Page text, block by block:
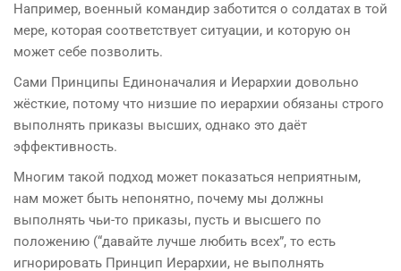
Например, военный командир заботится о солдатах в той
мере, которая соответствует ситуации, и которую он
может себе позволить.
Сами Принципы Единоначалия и Иерархии довольно
жёсткие, потому что низшие по иерархии обязаны строго
выполнять приказы высших, однако это даёт
эффективность.
Многим такой подход может показаться неприятным,
нам может быть непонятно, почему мы должны
выполнять чьи-то приказы, пусть и высшего по
положению (“давайте лучше любить всех”, то есть
игнорировать Принцип Иерархии, не выполнять